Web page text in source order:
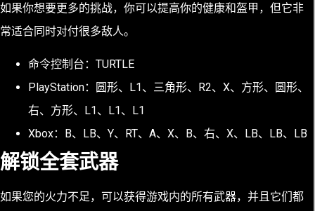
如果你想要更多的挑战，你可以提高你的健康和盔甲，但它非
常适合同时对付很多敌人。
命令控制台：TURTLE
PlayStation：圆形、L1、三角形、R2、X、方形、圆形、
右、方形、L1、L1、L1
Xbox：B、LB、Y、RT、A、X、B、右、X、LB、LB、LB
解锁全套武器
如果您的火力不足，可以获得游戏内的所有武器，并且它们都